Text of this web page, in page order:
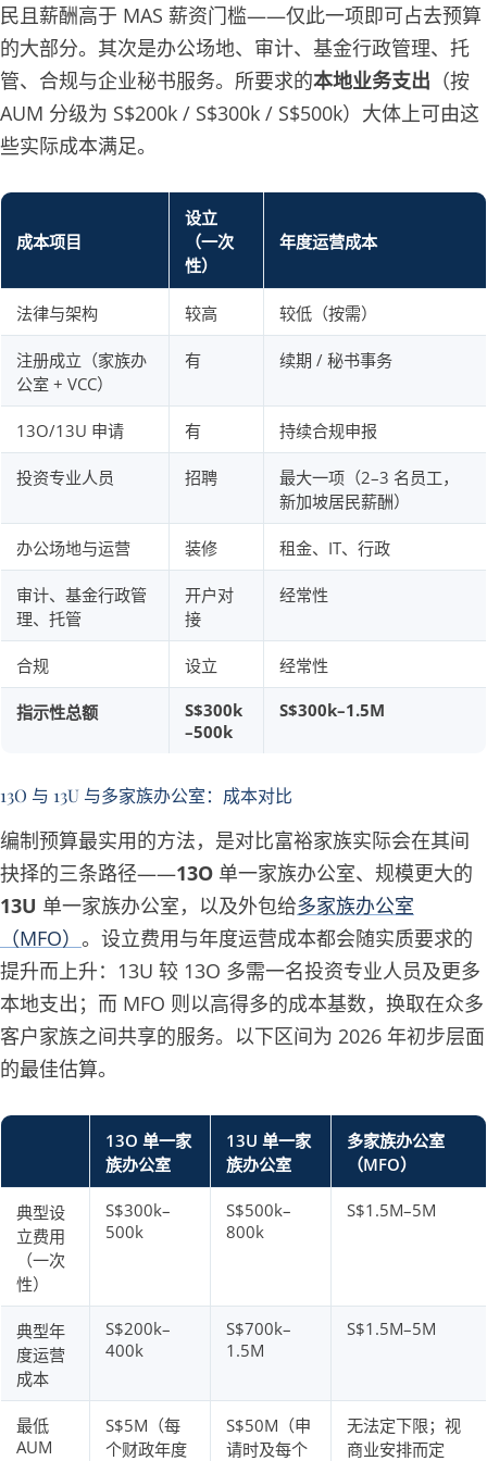
民且薪酬高于 MAS 薪资门槛——仅此一项即可占去预算
的大部分。其次是办公场地、审计、基金行政管理、托
管、合规与企业秘书服务。所要求的本地业务支出 （按
AUM 分级为 S$200k / S$300k / S$500k）大体上可由这
些实际成本满足。
成本项目
设立
（一次
性）
年度运营成本
法律与架构 较高 较低（按需）
注册成立（家族办
公室 + VCC）
有 续期 / 秘书事务
13O/13U 申请 有 持续合规申报
投资专业人员 招聘
最大一项（2–3 名员工，
新加坡居民薪酬）
办公场地与运营 装修 租金、IT、行政
审计、基金行政管
理、托管
开户对
接
经常性
合规 设立 经常性
指示性总额
S$300k
–500k
S$300k–1.5M
13O 与 13U 与多家族办公室：成本对比
编制预算最实用的方法，是对比富裕家族实际会在其间
抉择的三条路径——13O 单一家族办公室、规模更大的
13U 单一家族办公室，以及外包给多家族办公室
（MFO） 。设立费用与年度运营成本都会随实质要求的
提升而上升：13U 较 13O 多需一名投资专业人员及更多
本地支出；而 MFO 则以高得多的成本基数，换取在众多
客户家族之间共享的服务。以下区间为 2026 年初步层面
的最佳估算。
13O 单一家
族办公室
13U 单一家
族办公室
多家族办公室
（MFO）
典型设
立费用
（一次
性）
S$300k–
500k
S$500k–
800k
S$1.5M–5M
典型年
度运营
成本
S$200k–
400k
S$700k–
1.5M
S$1.5M–5M
最低
AUM
S$5M（每
个财政年度
S$50M（申
请时及每个
无法定下限；视
商业安排而定